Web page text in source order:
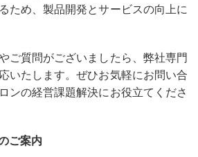
ため、製品開発とサービスの向上に
ご質問がございましたら、弊社専門
いたします。ぜひお気軽にお問い合
ンの経営課題解決にお役立てくださ
ご案内